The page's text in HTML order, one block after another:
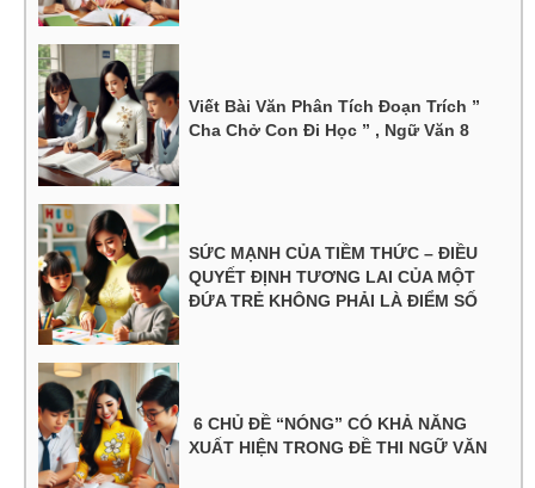
Viết Bài Văn Phân Tích Đoạn Trích ”
Cha Chở Con Đi Học ” , Ngữ Văn 8
SỨC MẠNH CỦA TIỀM THỨC – ĐIỀU
QUYẾT ĐỊNH TƯƠNG LAI CỦA MỘT
ĐỨA TRẺ KHÔNG PHẢI LÀ ĐIỂM SỐ
6 CHỦ ĐỀ “NÓNG” CÓ KHẢ NĂNG
XUẤT HIỆN TRONG ĐỀ THI NGỮ VĂN